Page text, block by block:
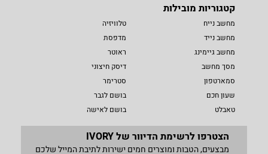
קטגוריות מובילות
מחשב נייח
מחשב נייד
מחשב גיימינג
מסך מחשב
סמארטפון
שעון חכם
טאבלט
טלוויזיה
מדפסת
ראוטר
דיסק חיצוני
סטרימר
בושם לגבר
בושם לאישה
הצטרפו לרשימת הדיוור של IVORY
מבצעים, הטבות ומוצרים חמים ישירות לתיבת המייל שלכם